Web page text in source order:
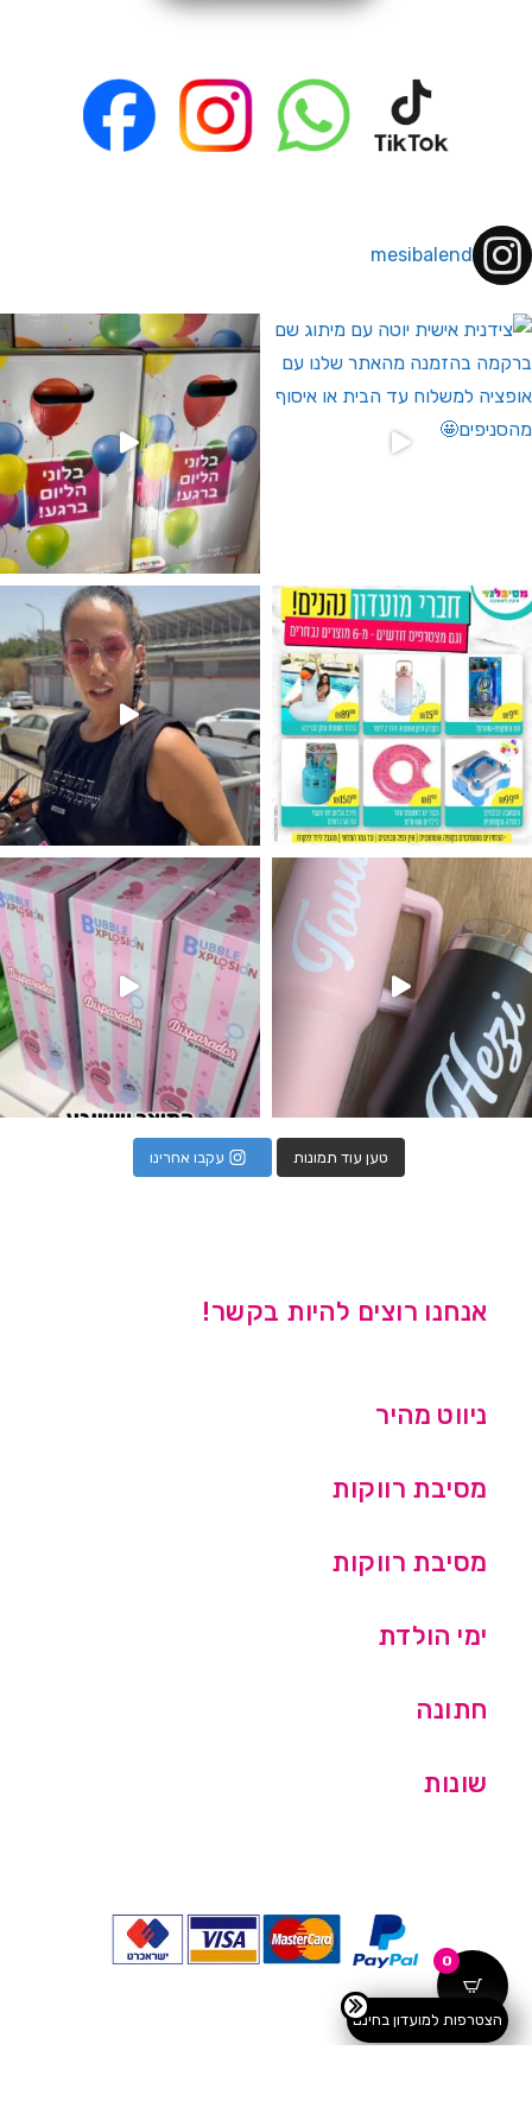
mesibalend
לחברי מועדון ומצטרפים חדשים🤍
מין העובר רק במסיבלנד !! קיים
מטף לגילוי מין העובר חזר למלא
טען עוד תמונות עקבו אחרינו
אנחנו רוצים להיות בקשר!
ניווט מהיר
מסיבת רווקות
מסיבת רווקות
ימי הולדת
חתונה
שונות
0
הצטרפות למועדון בחינם